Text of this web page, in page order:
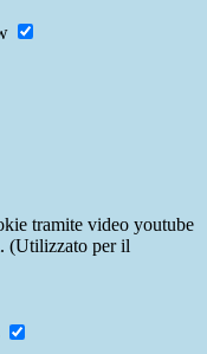
tramite video youtube
(Utilizzato per il